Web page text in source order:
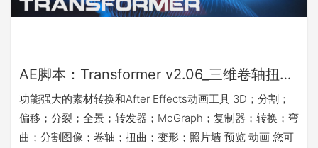
AE脚本：Transformer v2.06_三维卷轴扭曲变形分割复制器照片墙脚本+预设+使用教程_(Win&Mac)
功能强大的素材转换和After Effects动画工具 3D；分割；
偏移；分裂；全景；转发器；MoGraph；复制器；转换；弯
曲；分割图像；卷轴；扭曲；变形；照片墙 预览 动画 您可